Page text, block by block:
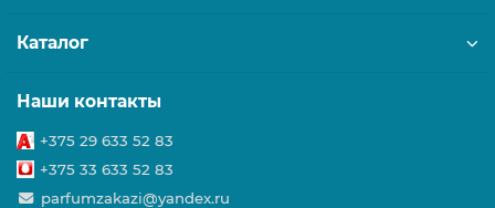
Каталог
Наши контакты
+375 29 633 52 83
+375 33 633 52 83
parfumzakazi@yandex.ru